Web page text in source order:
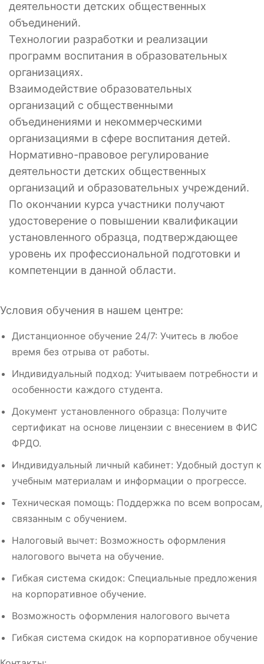
деятельности детских общественных
объединений.
Технологии разработки и реализации
программ воспитания в образовательных
организациях.
Взаимодействие образовательных
организаций с общественными
объединениями и некоммерческими
организациями в сфере воспитания детей.
Нормативно-правовое регулирование
деятельности детских общественных
организаций и образовательных учреждений.
По окончании курса участники получают
удостоверение о повышении квалификации
установленного образца, подтверждающее
уровень их профессиональной подготовки и
компетенции в данной области.
Условия обучения в нашем центре:
Дистанционное обучение 24/7: Учитесь в любое
время без отрыва от работы.
Индивидуальный подход: Учитываем потребности и
особенности каждого студента.
Документ установленного образца: Получите
сертификат на основе лицензии с внесением в ФИС
ФРДО.
Индивидуальный личный кабинет: Удобный доступ к
учебным материалам и информации о прогрессе.
Техническая помощь: Поддержка по всем вопросам,
связанным с обучением.
Налоговый вычет: Возможность оформления
налогового вычета на обучение.
Гибкая система скидок: Специальные предложения
на корпоративное обучение.
Возможность оформления налогового вычета
Гибкая система скидок на корпоративное обучение